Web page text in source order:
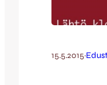
15.5.2015·